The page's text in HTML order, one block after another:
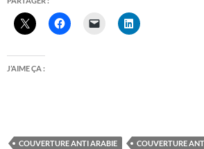
J’AIME ÇA :
COUVERTURE ANTI ARABIE
COUVERTURE